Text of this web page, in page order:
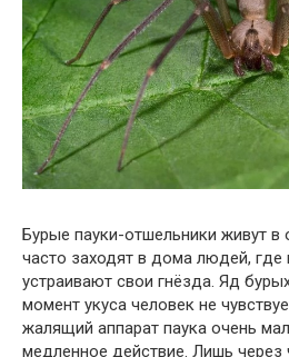
Бурые пауки-отшельники живут в
часто заходят в дома людей, где
устраивают свои гнёзда. Яд
момент укуса человек не
жалящий аппарат паука очень
медленное действие. Лишь